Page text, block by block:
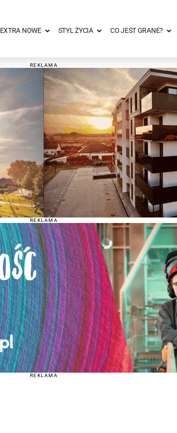
EXTRA NOWE STYL ŻYCIA CO JEST GRANE?
REKLAMA
REKLAMA
REKLAMA